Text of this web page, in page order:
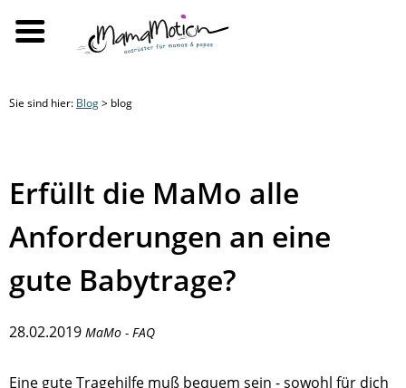
Sie sind hier: Blog> blog
Erfüllt die MaMo alle
Anforderungen an eine
gute Babytrage?
28.02.2019 MaMo - FAQ
Eine gute Tragehilfe muß bequem sein - sowohl für dich